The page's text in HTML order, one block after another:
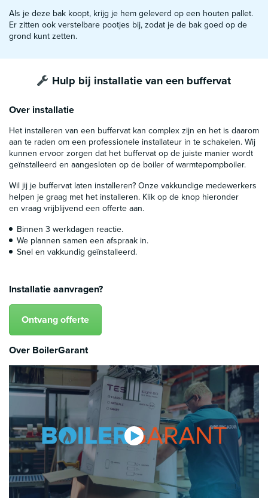
Als je deze bak koopt, krijg je hem geleverd op een houten pallet.
Er zitten ook verstelbare pootjes bij, zodat je de bak goed op de
grond kunt zetten.
Hulp bij installatie van een buffervat
Over installatie
Het installeren van een buffervat kan complex zijn en het is daarom
aan te raden om een professionele installateur in te schakelen. Wij
kunnen ervoor zorgen dat het buffervat op de juiste manier wordt
geïnstalleerd en aangesloten op de boiler of warmtepompboiler.
Wil jij je buffervat laten installeren? Onze vakkundige medewerkers
helpen je graag met het installeren. Klik op de knop hieronder
en vraag vrijblijvend een offerte aan.
Binnen 3 werkdagen reactie.
We plannen samen een afspraak in.
Snel en vakkundig geïnstalleerd.
Installatie aanvragen?
Ontvang offerte
Over BoilerGarant